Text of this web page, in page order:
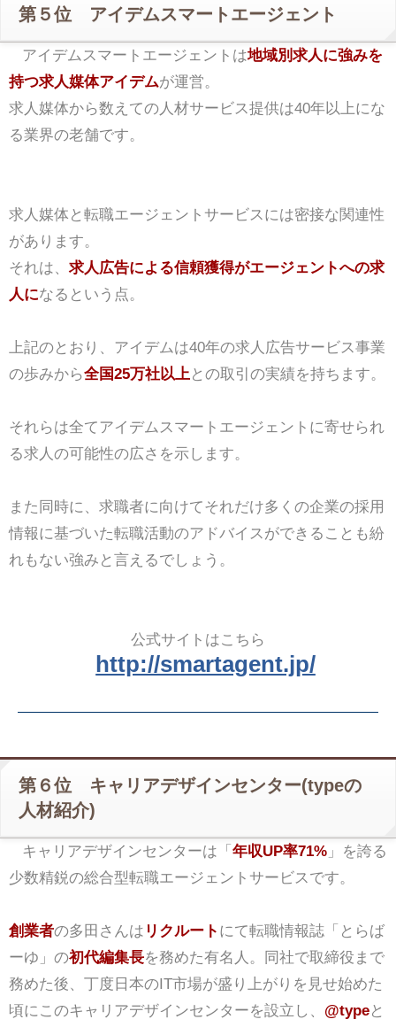
第５位 アイデムスマートエージェント
アイデムスマートエージェントは地域別求人に強みを
持つ求人媒体アイデムが運営。
求人媒体から数えての人材サービス提供は40年以上にな
る業界の老舗です。
求人媒体と転職エージェントサービスには密接な関連性
があります。
それは、 求人広告による信頼獲得がエージェントへの求
人になるという点。
上記のとおり、アイデムは40年の求人広告サービス事業
の歩みから全国25万社以上 との取引の実績を持ちます。
それらは全てアイデムスマートエージェントに寄せられ
る求人の可能性の広さを示します。
また同時に、求職者に向けてそれだけ多くの企業の採用
情報に基づいた転職活動のアドバイスができることも紛
れもない強みと言えるでしょう。
公式サイトはこちら
http://smartagent.jp/
第６位 キャリアデザインセンター(typeの
人材紹介)
キャリアデザインセンターは「 年収UP率71%」を誇る
少数精鋭の総合型転職エージェントサービスです。
創業者の多田さんは リクルート にて転職情報誌「とらば
ーゆ」の初代編集長を務めた有名人。同社で取締役まで
務めた後、丁度日本のIT市場が盛り上がりを見せ始めた
頃にこのキャリアデザインセンターを設立し、 @typeと